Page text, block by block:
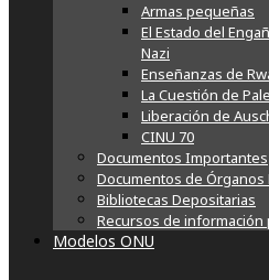
Armas pequeñas
El Estado del
Nazi
Enseñanzas de
La Cuestión de
Liberación de
CINU 70
Documentos Importantes
Documentos de Órganos
Bibliotecas Depositarias
Recursos de información
Modelos ONU